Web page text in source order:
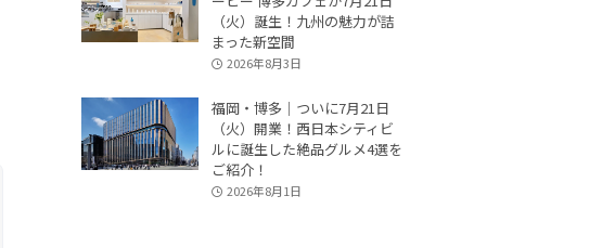
（火）誕生！九州の魅力が詰
まった新空間
2026年8月3日
福岡・博多｜ついに7月21日
（火）開業！西日本シティビ
ルに誕生した絶品グルメ4選を
ご紹介！
2026年8月1日